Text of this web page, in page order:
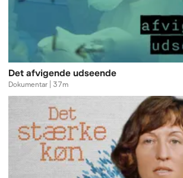
Det afvigende udseende
Dokumentar | 37m